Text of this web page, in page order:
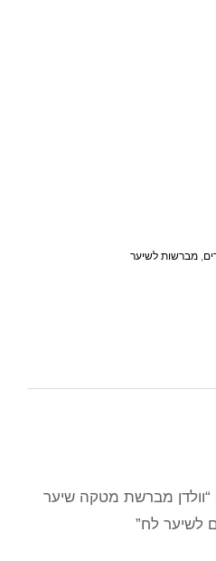
, מברשות לשיער
“וולדן מברשת מטקה שיער
לשיער לח”